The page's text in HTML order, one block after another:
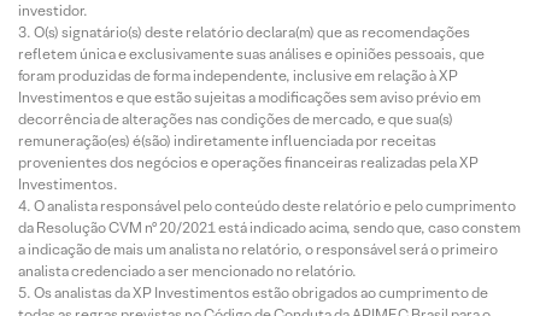
investidor.
O(s) signatário(s) deste relatório declara(m) que as recomendações
refletem única e exclusivamente suas análises e opiniões pessoais, que
foram produzidas de forma independente, inclusive em relação à XP
Investimentos e que estão sujeitas a modificações sem aviso prévio em
decorrência de alterações nas condições de mercado, e que sua(s)
remuneração(es) é(são) indiretamente influenciada por receitas
provenientes dos negócios e operações financeiras realizadas pela XP
Investimentos.
O analista responsável pelo conteúdo deste relatório e pelo cumprimento
da Resolução CVM nº 20/2021 está indicado acima, sendo que, caso constem
a indicação de mais um analista no relatório, o responsável será o primeiro
analista credenciado a ser mencionado no relatório.
Os analistas da XP Investimentos estão obrigados ao cumprimento de